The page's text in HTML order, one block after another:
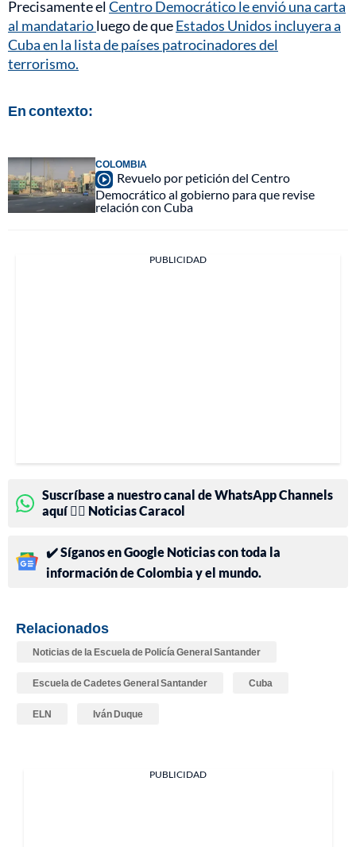
Precisamente elCentro Democrático le envió una carta
al mandatarioluego de queEstados Unidos incluyera a
Cuba en la lista de países patrocinadores del
terrorismo.
En contexto:
COLOMBIA
Revuelo por petición del Centro
Democrático al gobierno para que revise
relación con Cuba
PUBLICIDAD
Suscríbase a nuestro canal de WhatsApp Channels
aquí 👉🏻 Noticias Caracol
✔️ Síganos en Google Noticias con toda la
información de Colombia y el mundo.
Relacionados
Noticias de la Escuela de Policía General Santander
Escuela de Cadetes General Santander Cuba
ELN Iván Duque
PUBLICIDAD